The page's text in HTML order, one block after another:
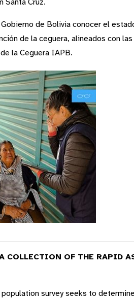
Santa Cruz.
de Bolivia conocer el
de la ceguera, alineados con
la Ceguera IAPB.
OF THE RAPID
survey seeks to